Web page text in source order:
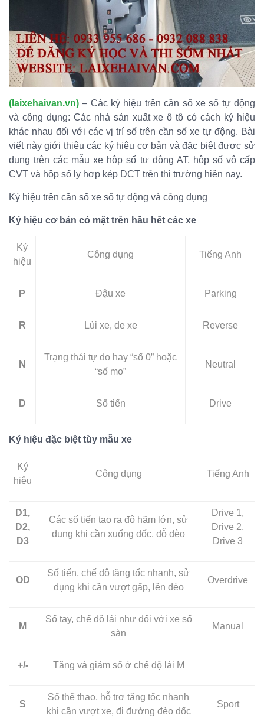
(laixehaivan.vn) – Các ký hiệu trên cần số xe số tự động
và công dụng: Các nhà sản xuất xe ô tô có cách ký hiệu
khác nhau đối với các vị trí số trên cần số xe tự động. Bài
viết này giới thiệu các ký hiệu cơ bản và đặc biệt được sử
dụng trên các mẫu xe hộp số tự động AT, hộp số vô cấp
CVT và hộp số ly hợp kép DCT trên thị trường hiện nay.
Ký hiệu trên cần số xe số tự động và công dụng
Ký hiệu cơ bản có mặt trên hầu hết các xe
Ký
hiệu
Công dụng Tiếng Anh
P Đậu xe Parking
R Lùi xe, de xe Reverse
N
Trạng thái tự do hay “số 0” hoặc
“số mo”
Neutral
D Số tiến Drive
Ký hiệu đặc biệt tùy mẫu xe
Ký
hiệu
Công dụng Tiếng Anh
D1,
D2,
D3
Các số tiến tạo ra độ hãm lớn, sử
dụng khi cần xuống dốc, đỗ đèo
Drive 1,
Drive 2,
Drive 3
OD
Số tiến, chế độ tăng tốc nhanh, sử
dụng khi cần vượt gấp, lên đèo
Overdrive
M
Số tay, chế độ lái như đối với xe số
sàn
Manual
+/- Tăng và giảm số ở chế độ lái M
S
Số thể thao, hỗ trợ tăng tốc nhanh
khi cần vượt xe, đi đường đèo dốc
Sport